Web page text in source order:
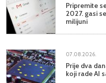
Pripremite
2027. gasi
milijuni
07.08.2026.
Prije dva
koji rade AI